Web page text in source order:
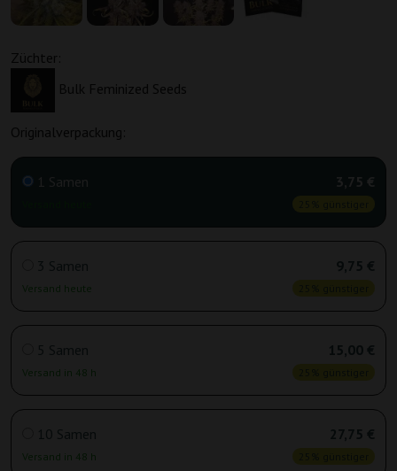
Züchter:
Bulk Feminized Seeds
Originalverpackung:
1 Samen 3,75 €
3 Samen
Versand heute
9,75 €
5 Samen
Versand in 48 h
15,00 €
10 Samen
Versand in 48 h
27,75 €